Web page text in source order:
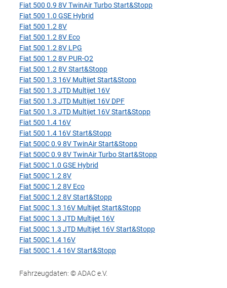
Fiat 500 0.9 8V TwinAir Turbo Start&Stopp
Fiat 500 1.0 GSE Hybrid
Fiat 500 1.2 8V
Fiat 500 1.2 8V Eco
Fiat 500 1.2 8V LPG
Fiat 500 1.2 8V PUR-O2
Fiat 500 1.2 8V Start&Stopp
Fiat 500 1.3 16V Multijet Start&Stopp
Fiat 500 1.3 JTD Multijet 16V
Fiat 500 1.3 JTD Multijet 16V DPF
Fiat 500 1.3 JTD Multijet 16V Start&Stopp
Fiat 500 1.4 16V
Fiat 500 1.4 16V Start&Stopp
Fiat 500C 0.9 8V TwinAir Start&Stopp
Fiat 500C 0.9 8V TwinAir Turbo Start&Stopp
Fiat 500C 1.0 GSE Hybrid
Fiat 500C 1.2 8V
Fiat 500C 1.2 8V Eco
Fiat 500C 1.2 8V Start&Stopp
Fiat 500C 1.3 16V Multijet Start&Stopp
Fiat 500C 1.3 JTD Multijet 16V
Fiat 500C 1.3 JTD Multijet 16V Start&Stopp
Fiat 500C 1.4 16V
Fiat 500C 1.4 16V Start&Stopp
Fahrzeugdaten: © ADAC e.V.